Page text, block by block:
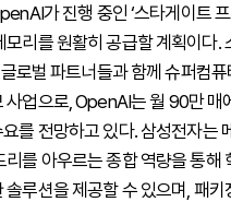
가 진행 중인 ‘스타게이트
모리를 원활히 공급할 계획이다.
로벌 파트너들과 함께 슈퍼컴
사업으로, OpenAI는 월 90만 매
를 전망하고 있다. 삼성전자는
리를 아우르는 종합 역량을 통해
솔루션을 제공할 수 있으며, 패